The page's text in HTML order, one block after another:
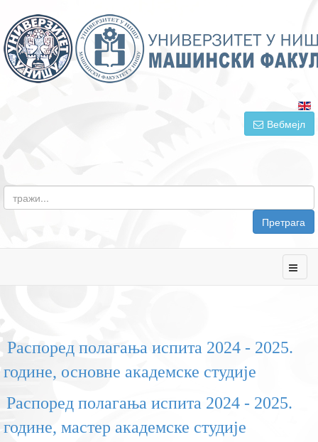
Вебмејл
Претрага
Распоред полагања испита 2024 - 2025.
године, основне академске студије
Распоред полагања испита 2024 - 2025.
године, мастер академске студије